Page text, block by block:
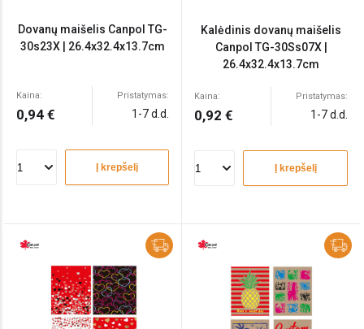
Dovanų maišelis Canpol TG-
30s23X | 26.4x32.4x13.7cm
Kaina:
0,94 €
Pristatymas:
1-7 d.d.
Į krepšelį
Kalėdinis dovanų maišelis
Canpol TG-30Ss07X |
26.4x32.4x13.7cm
Kaina:
0,92 €
Pristatymas:
1-7 d.d.
Į krepšelį